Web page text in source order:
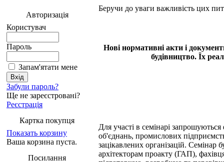
Авторизація
Користувач
Пароль
Запам'ятати мене
Забули пароль?
Ще не зареєстровані?
Реєстрація
Картка покупця
Показать корзину
Ваша корзина пуста.
Посилання
Беручи до уваги важливість цих
Нові нормативні акти і
будівництво. Їх
Для участі в семінарі
об'єднань, промислових
зацікавлених організацій.
архітекторам проакту (ГАП),